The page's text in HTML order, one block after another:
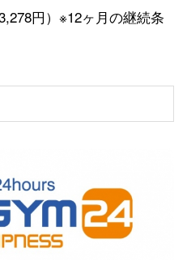
円）※12ヶ月の継続条